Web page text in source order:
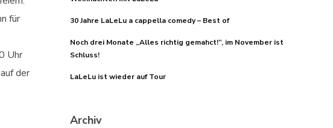
für
Uhr
der
30 Jahre LaLeLu a cappella comedy – Best of
Noch drei Monate „Alles richtig gemahct!“, im November ist
Schluss!
LaLeLu ist wieder auf Tour
Archiv